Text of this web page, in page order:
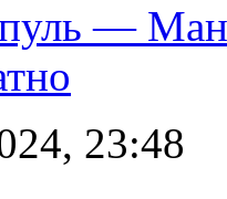
—
23:48